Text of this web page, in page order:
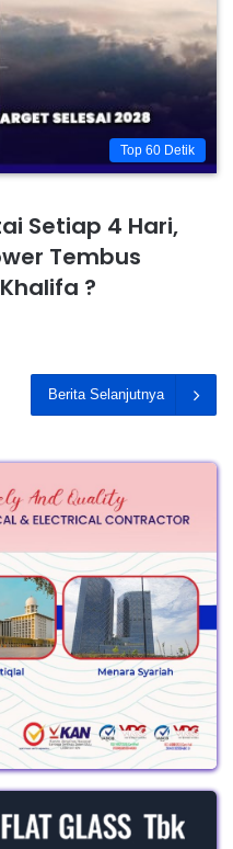
Top 60 Detik
Setiap 4 Hari,
Tembus
?
Berita Selanjutnya